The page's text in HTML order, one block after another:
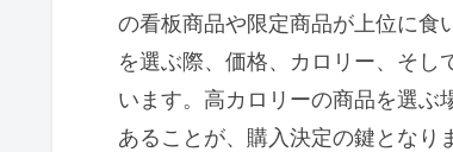
の看板商品や限定商品が上位に食
を選ぶ際、価格、カロリー、そし
います。高カロリーの商品を選ぶ
あることが、購入決定の鍵となり